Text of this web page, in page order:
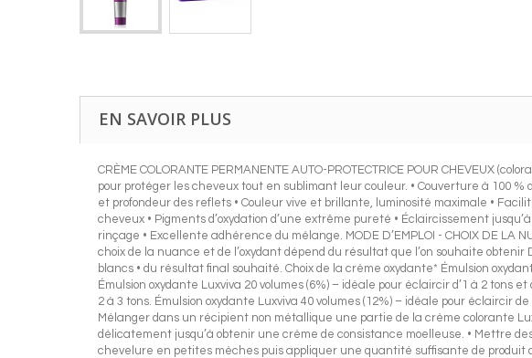
EN SAVOIR PLUS
CRÈME COLORANTE PERMANENTE AUTO-PROTECTRICE POUR CHEVEUX
pour protéger les cheveux tout en sublimant leur couleur. • Couverture à 100
et profondeur des reflets • Couleur vive et brillante, luminosité maximale •
cheveux • Pigments d’oxydation d’une extrême pureté • Éclaircissement
rinçage • Excellente adhérence du mélange. MODE D’EMPLOI - CHOIX DE LA
choix de la nuance et de l’oxydant dépend du résultat que l’on souhaite
blancs • du résultat final souhaité. Choix de la crème oxydante* Émulsion
Émulsion oxydante Luxviva 20 volumes (6%) – idéale pour éclaircir d’1 à 2
2 à 3 tons. Émulsion oxydante Luxviva 40 volumes (12%) – idéale pour éclaircir
Mélanger dans un récipient non métallique une partie de la crème colorante
délicatement jusqu’à obtenir une crème de consistance moelleuse. • Mettre
chevelure en petites mèches puis appliquer une quantité suffisante de produit